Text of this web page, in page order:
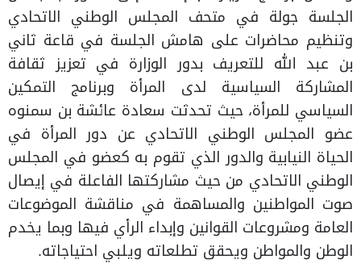
الجلسة جولة في متحف المجلس الوطني الاتحادي
وتنظيم محاضرات على هامش الجلسة في قاعة ثاني
بن عبد الله للتعريف بدور الوزارة في تعزيز ثقافة
المشاركة السياسية لدى المرأة وبرنامج التمكين
السياسي للمرأة، حيث تحدثت سعادة عائشة بن سمنوه
عضو المجلس الوطني الاتحادي عن دور المرأة في
الحياة النيابية والدور الذي تقوم به كعضو في المجلس
الوطني الاتحادي من حيث مشاركتها الفاعلة في إيصال
صوت المواطنين والمساهمة في مناقشة الموضوعات
العامة ومشروعات القوانين وإبداء الرأي فيها وبما يخدم
الوطن والمواطن ويحقق تطلعاته ويلبي احتياجاته.